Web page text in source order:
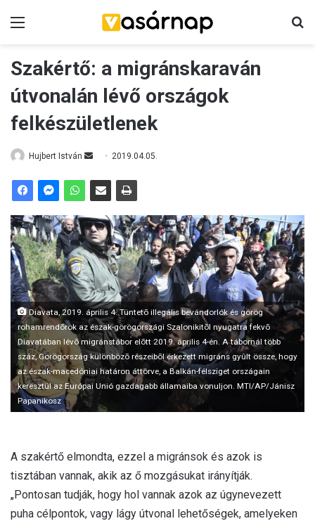
Szakértő: a migránskaraván
útvonalán lévő országok
felkészületlenek
Hujbert István
n
a
n
e
m
a
i
l
2019.04.05.
Diavata, 2019. április 4. Tüntetõ illegális bevándorlók és görög
rohamrendõrök az észak-görögországi Szalonikitõl nyugatra fekvõ
Diavatában lévõ migránstábor elõtt 2019. április 4-én. A tábornál több
száz, Görögország különbözõ részeibõl érkezett migráns gyûlt össze, hogy
az észak-macedóniai határon áttörve, a Balkán-félsziget országain
keresztül az Európai Unió gazdagabb államaiba vonuljon. MTI/AP/Jánisz
Papanikosz
A szakértő elmondta, ezzel a migránsok és azok is
tisztában vannak, akik az ő mozgásukat irányítják.
„Pontosan tudják, hogy hol vannak azok az úgynevezett
puha célpontok, vagy lágy útvonal lehetőségek, amelyeken